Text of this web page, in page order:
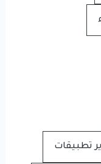
تطبيقات